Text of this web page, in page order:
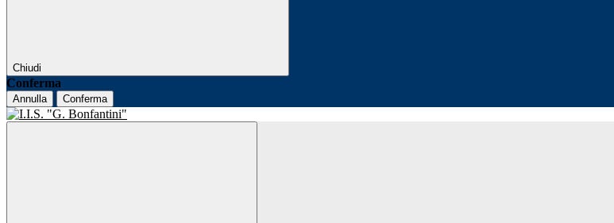
Chiudi
Conferma
Annulla Conferma